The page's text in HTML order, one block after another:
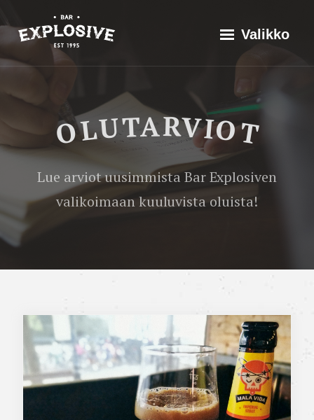
suoraan
sisältöön
Explosive Bar Valikko
Historia
Valikoima
Yhteistyössä
Ota yhteyttä
Cervesa
Del
Montseny
Mala
Vida
Stout
OLUTARVIOT
Lue arviot uusimmista Bar Explosiven
valikoimaan kuuluvista oluista!